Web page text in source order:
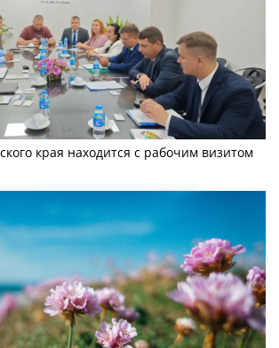
края находится с рабочим визитом